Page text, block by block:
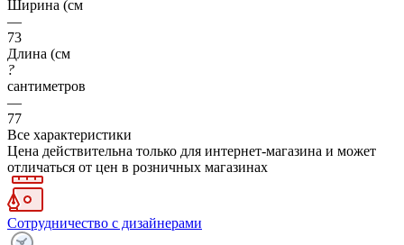
Ширина (см
—
73
Длина (см
?
сантиметров
—
77
Все характеристики
Цена действительна только для интернет-магазина и может
отличаться от цен в розничных магазинах
Сотрудничество с дизайнерами